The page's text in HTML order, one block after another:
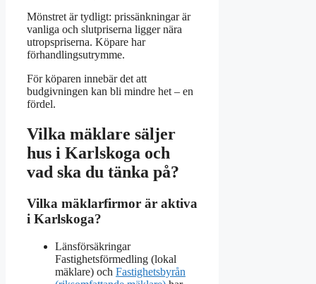
Mönstret är tydligt: prissänkningar är
vanliga och slutpriserna ligger nära
utropspriserna. Köpare har
förhandlingsutrymme.
För köparen innebär det att
budgivningen kan bli mindre het – en
fördel.
Vilka mäklare säljer
hus i Karlskoga och
vad ska du tänka på?
Vilka mäklarfirmor är aktiva
i Karlskoga?
Länsförsäkringar
Fastighetsförmedling (lokal
mäklare) och Fastighetsbyrån